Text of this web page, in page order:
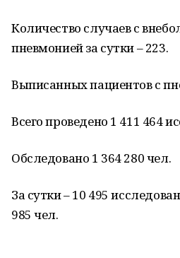
Количество случаев с
пневмонией за сутки – 223.
Выписанных пациентов с
Всего проведено 1 411 464
Обследовано 1 364 280 чел.
За сутки – 10 495
985 чел.